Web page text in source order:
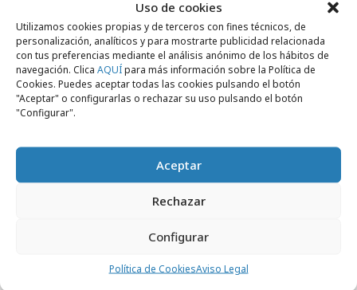
Uso de cookies
Utilizamos cookies propias y de terceros con fines técnicos, de
personalización, analíticos y para mostrarte publicidad relacionada
con tus preferencias mediante el análisis anónimo de los hábitos de
navegación. Clica AQUÍpara más información sobre la Política de
Cookies. Puedes aceptar todas las cookies pulsando el botón
"Aceptar" o configurarlas o rechazar su uso pulsando el botón
"Configurar".
Aceptar
Rechazar
Configurar
Política de CookiesAviso Legal
Noticias Relacionadas
Campañas